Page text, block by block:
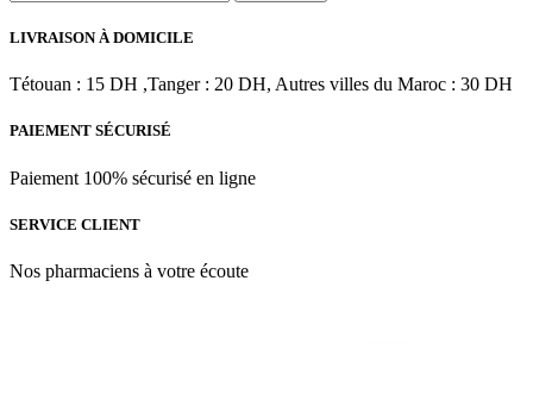
LIVRAISON À DOMICILE
Tétouan : 15 DH ,Tanger : 20 DH, Autres villes du Maroc : 30 DH
PAIEMENT SÉCURISÉ
Paiement 100% sécurisé en ligne
SERVICE CLIENT
Nos pharmaciens à votre écoute